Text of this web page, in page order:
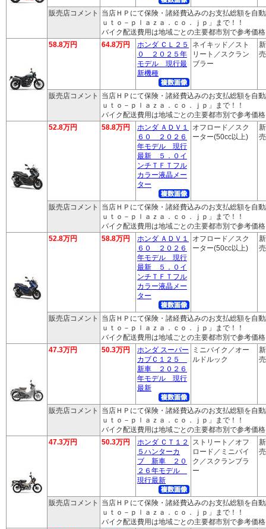
販売店コメント
当店ＨＰにて保険・諸経費込みのお支払総額を自
ｕｔｏ－ｐｌａｚａ．ｃｏ．ｊｐ」まで！！
バイク配送費用は地域ごとの主要都市別で参考価
58.8万円
64.8万円
ホンダ ＣＬ２５
０ ２０２５年
モデル 現行最
新機種
ネイキッド／スト
リート／スクラン
ブラー
販売店コメント
当店ＨＰにて保険・諸経費込みのお支払総額を自
ｕｔｏ－ｐｌａｚａ．ｃｏ．ｊｐ」まで！！
バイク配送費用は地域ごとの主要都市別で参考価
52.8万円
58.8万円
ホンダ ＡＤＶ１
６０ ２０２６
年モデル 現行
最新 ５．０イ
ンチＴＦＴフル
カラー液晶メー
ター
オフロード／スク
ーター(50cc以上)
販売店コメント
当店ＨＰにて保険・諸経費込みのお支払総額を自
ｕｔｏ－ｐｌａｚａ．ｃｏ．ｊｐ」まで！！
バイク配送費用は地域ごとの主要都市別で参考価
52.8万円
58.8万円
ホンダ ＡＤＶ１
６０ ２０２６
年モデル 現行
最新 ５．０イ
ンチＴＦＴフル
カラー液晶メー
ター
オフロード／スク
ーター(50cc以上)
販売店コメント
当店ＨＰにて保険・諸経費込みのお支払総額を自
ｕｔｏ－ｐｌａｚａ．ｃｏ．ｊｐ」まで！！
バイク配送費用は地域ごとの主要都市別で参考価
47.3万円
50.3万円
ホンダ スーパー
カブＣ１２５
新車 ２０２６
年モデル 現行
最新
ミニバイク／オー
ルドルック
販売店コメント
当店ＨＰにて保険・諸経費込みのお支払総額を自
ｕｔｏ－ｐｌａｚａ．ｃｏ．ｊｐ」まで！！
バイク配送費用は地域ごとの主要都市別で参考価
47.3万円
50.3万円
ホンダ ＣＴ１２
５ハンターカ
ブ 新車 ２０
２６年モデル
現行最新
ストリート／オフ
ロード／ミニバイ
ク／スクランブラ
ー
販売店コメント
当店ＨＰにて保険・諸経費込みのお支払総額を自
ｕｔｏ－ｐｌａｚａ．ｃｏ．ｊｐ」まで！！
バイク配送費用は地域ごとの主要都市別で参考価